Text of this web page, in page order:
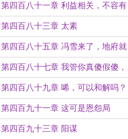
念完
第四百八十一章 利益相关，不容有
失
第四百八十三章 太素
第四百八十五章 冯雪来了，地府就
太平了！
第四百八十七章 我管你真傻假傻，
先锁上再说！
第四百八十九章 唏，可以和解吗？
第四百九十一章 这可是恩怨局
第四百九十三章 阳谋